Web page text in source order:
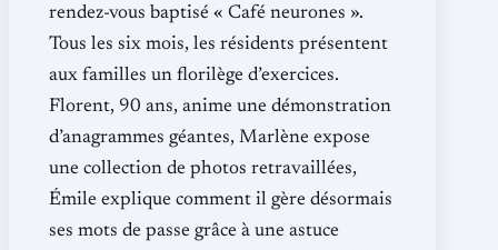
rendez-vous baptisé « Café neurones ».
Tous les six mois, les résidents présentent
aux familles un florilège d’exercices.
Florent, 90 ans, anime une démonstration
d’anagrammes géantes, Marlène expose
une collection de photos retravaillées,
Émile explique comment il gère désormais
ses mots de passe grâce à une astuce